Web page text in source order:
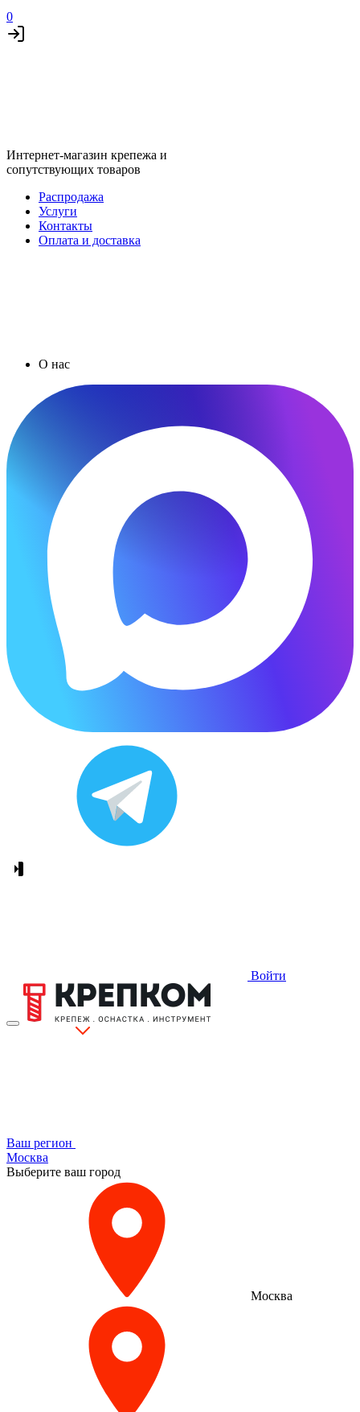
0
Интернет-магазин крепежа и
сопутствующих товаров
Распродажа
Услуги
Контакты
Оплата и доставка
О нас
Войти
Ваш регион
Москва
Выберите ваш город
Москва